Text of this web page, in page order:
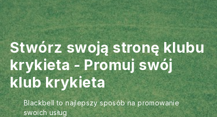
Stwórz swoją stronę klubu
krykieta-Promuj swój
klub krykieta
Blackbell to najlepszy sposób na promowanie
swoich usług